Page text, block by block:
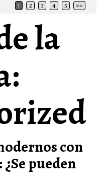
1 2 3 4 5 >>
la
con
pueden